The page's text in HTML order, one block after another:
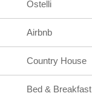
Ostelli
Airbnb
Country House
Bed & Breakfast